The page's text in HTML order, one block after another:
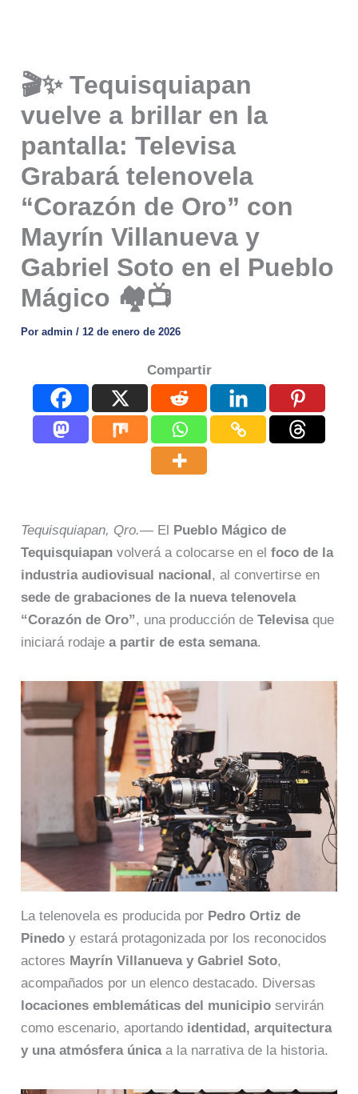
🎬✨ Tequisquiapan
vuelve a brillar en la
pantalla: Televisa
Grabará telenovela
“Corazón de Oro” con
Mayrín Villanueva y
Gabriel Soto en el Pueblo
Mágico 🏘️📺
Poradmin/ 12 de enero de 2026
Compartir
Tequisquiapan, Qro.— El Pueblo Mágico de
Tequisquiapan volverá a colocarse en elfoco de la
industria audiovisual nacional, al convertirse en
sede de grabaciones de la nueva telenovela
“Corazón de Oro”, una producción deTelevisaque
iniciará rodajea partir de esta semana.
La telenovela es producida por Pedro Ortiz de
Pinedo y estará protagonizada por los reconocidos
actores Mayrín Villanueva y Gabriel Soto,
acompañados por un elenco destacado. Diversas
locaciones emblemáticas del municipio servirán
como escenario, aportando identidad, arquitectura
y una atmósfera únicaa la narrativa de la historia.